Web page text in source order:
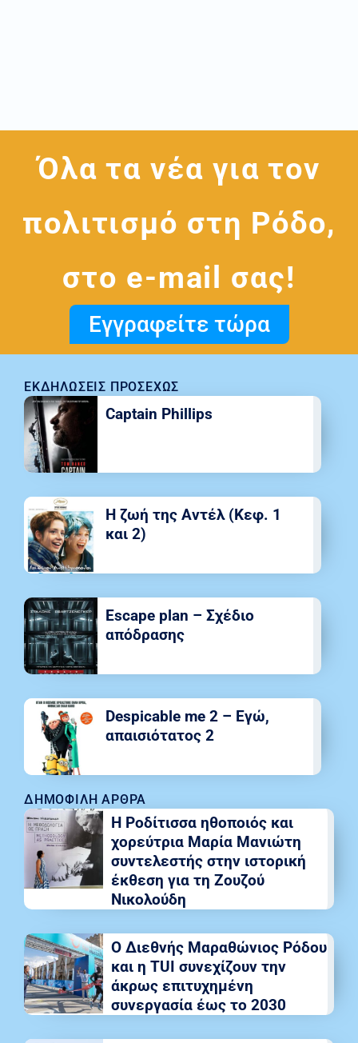
Όλα τα νέα για τον
πολιτισμό στη Ρόδο,
στο e-mail σας!
Εγγραφείτε τώρα
ΔΗΜΟΦΙΛΉ ΆΡΘΡΑ
Η Ροδίτισσα ηθοποιός και
χορεύτρια Μαρία Μανιώτη
συντελεστής στην ιστορική
έκθεση για τη Ζουζού
Νικολούδη
Ο Διεθνής Μαραθώνιος Ρόδου
και η TUI συνεχίζουν την
άκρως επιτυχημένη
συνεργασία έως το 2030
ΕΚΔΗΛΏΣΕΙΣ ΠΡΟΣΕΧΏΣ
Captain Phillips
Η ζωή της Αντέλ (Κεφ. 1
και 2)
Escape plan – Σχέδιο
απόδρασης
Despicable me 2 – Εγώ,
απαισιότατος 2